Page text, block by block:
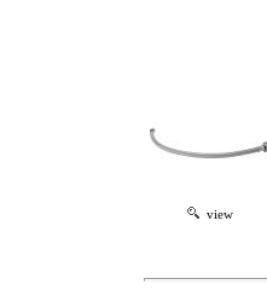
view